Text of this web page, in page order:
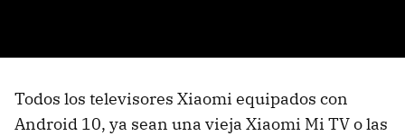
Todos los televisores Xiaomi equipados con
Android 10, ya sean una vieja Xiaomi Mi TV o las